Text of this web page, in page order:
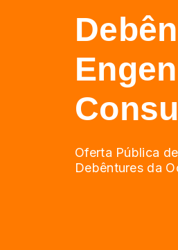
Oferta Pública
Debêntures da